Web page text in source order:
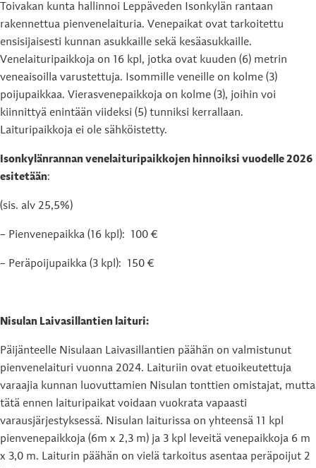
Toivakan kunta hallinnoi Leppäveden Isonkylän rantaan
rakennettua pienvenelaituria. Venepaikat ovat tarkoitettu
ensisijaisesti kunnan asukkaille sekä kesäasukkaille.
Venelaituripaikkoja on 16 kpl, jotka ovat kuuden (6) metrin
veneaisoilla varustettuja. Isommille veneille on kolme (3)
poijupaikkaa. Vierasvenepaikkoja on kolme (3), joihin voi
kiinnittyä enintään viideksi (5) tunniksi kerrallaan.
Laituripaikkoja ei ole sähköistetty.
Isonkylänrannan venelaituripaikkojen hinnoiksi vuodelle 2026
esitetään:
(sis. alv 25,5%)
– Pienvenepaikka (16 kpl): 100 €
– Peräpoijupaikka (3 kpl): 150 €
Nisulan Laivasillantien laituri:
Päijänteelle Nisulaan Laivasillantien päähän on valmistunut
pienvenelaituri vuonna 2024. Laituriin ovat etuoikeutettuja
varaajia kunnan luovuttamien Nisulan tonttien omistajat, mutta
tätä ennen laituripaikat voidaan vuokrata vapaasti
varausjärjestyksessä. Nisulan laiturissa on yhteensä 11 kpl
pienvenepaikkoja (6m x 2,3 m) ja 3 kpl leveitä venepaikkoja 6 m
x 3,0 m. Laiturin päähän on vielä tarkoitus asentaa peräpoijut 2